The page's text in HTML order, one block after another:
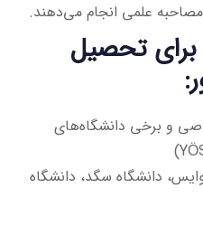
علمی انجام می‌دهند.
تحصیل
و برخی دانشگاه‌های
دانشگاه سگد، دانشگاه